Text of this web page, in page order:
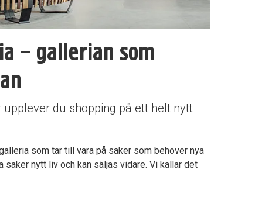
– gallerian som
du shopping på ett helt nytt
som tar till vara på saker som behöver nya
saker nytt liv och kan säljas vidare. Vi kallar det